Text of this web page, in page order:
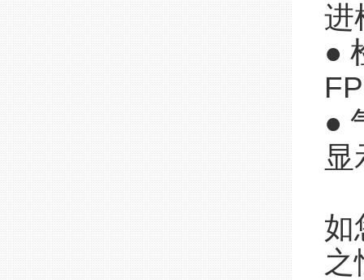
进
●
●
显
如
之